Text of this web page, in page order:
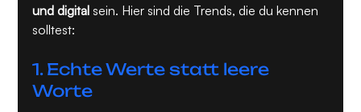
und digital sein. Hier sind die Trends, die du kennen
solltest:
1. Echte Werte statt leere
Worte